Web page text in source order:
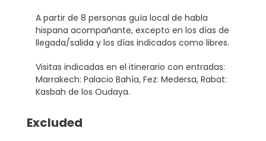
A partir de 8 personas guía local de habla
hispana acompañante, excepto en los días de
llegada/salida y los días indicados como libres.
Visitas indicadas en el itinerario con entradas:
Marrakech: Palacio Bahía, Fez: Medersa, Rabat:
Kasbah de los Oudaya.
Excluded